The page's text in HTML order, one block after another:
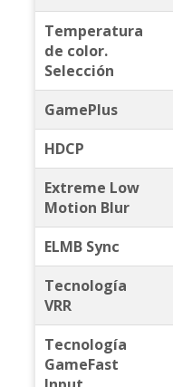
Temperatura
de color.
Selección
GamePlus
HDCP
Extreme Low
Motion Blur
ELMB Sync
Tecnología
VRR
Tecnología
GameFast